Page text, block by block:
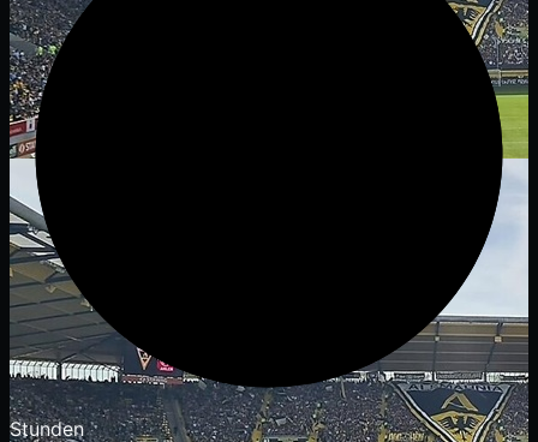
Stunden